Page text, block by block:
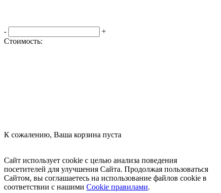
-
+
Стоимость:
К сожалению, Ваша корзина пуста
Сайт использует cookie с целью анализа поведения
посетителей для улучшения Сайта. Продолжая пользоваться
Сайтом, вы соглашаетесь на использование файлов cookie в
соответствии с нашими Cookiе правилами.